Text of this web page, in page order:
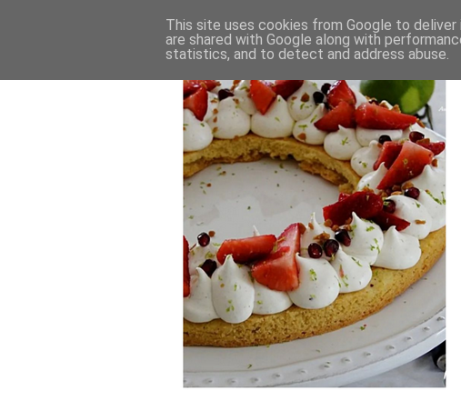
This site uses cookies from Google to
are shared with Google along with
statistics, and to detect and address abuse.